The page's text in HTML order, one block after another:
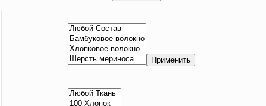
Применить